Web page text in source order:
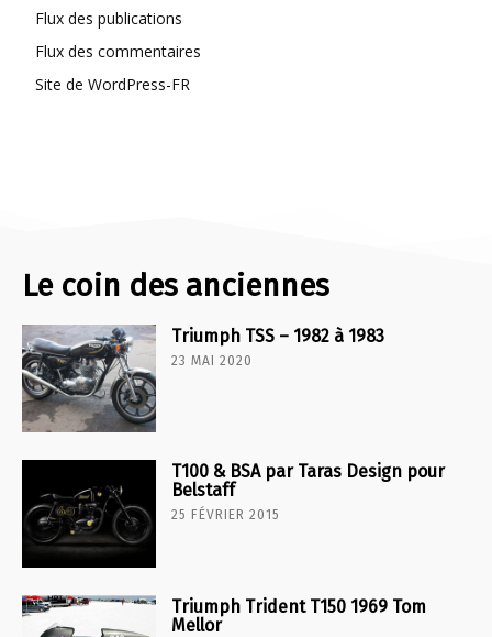
Flux des publications
Flux des commentaires
Site de WordPress-FR
Le coin des anciennes
Triumph TSS – 1982 à 1983
23 MAI 2020
T100 & BSA par Taras Design pour
Belstaff
25 FÉVRIER 2015
Triumph Trident T150 1969 Tom
Mellor